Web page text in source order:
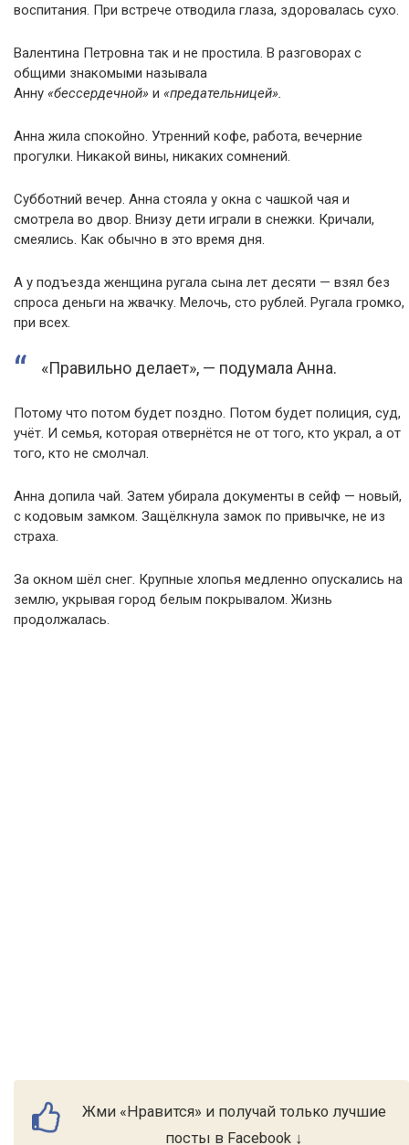
воспитания. При встрече отводила глаза, здоровалась сухо.
Валентина Петровна так и не простила. В разговорах с
общими знакомыми называла
Анну «бессердечной» и «предательницей».
Анна жила спокойно. Утренний кофе, работа, вечерние
прогулки. Никакой вины, никаких сомнений.
Субботний вечер. Анна стояла у окна с чашкой чая и
смотрела во двор. Внизу дети играли в снежки. Кричали,
смеялись. Как обычно в это время дня.
А у подъезда женщина ругала сына лет десяти — взял без
спроса деньги на жвачку. Мелочь, сто рублей. Ругала громко,
при всех.
«Правильно делает», — подумала Анна.
Потому что потом будет поздно. Потом будет полиция, суд,
учёт. И семья, которая отвернётся не от того, кто украл, а от
того, кто не смолчал.
Анна допила чай. Затем убирала документы в сейф — новый,
с кодовым замком. Защёлкнула замок по привычке, не из
страха.
За окном шёл снег. Крупные хлопья медленно опускались на
землю, укрывая город белым покрывалом. Жизнь
продолжалась.
Жми «Нравится» и получай только лучшие
посты в Facebook ↓